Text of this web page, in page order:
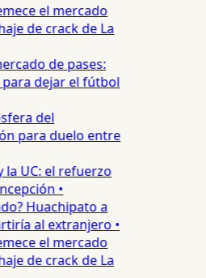
el mercado
de crack de La
de pases:
dejar el fútbol
del
para duelo entre
UC: el refuerzo
•
Huachipato a
al extranjero •
el mercado
de crack de La